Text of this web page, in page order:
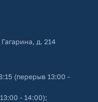
д. 214
(перерыв 13:00 -
- 14:00);